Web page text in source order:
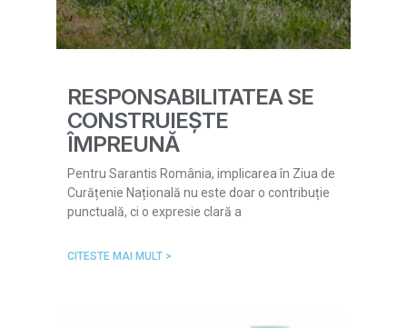
RESPONSABILITATEA SE
CONSTRUIEȘTE
ÎMPREUNĂ
Pentru Sarantis România, implicarea în Ziua de
Curățenie Națională nu este doar o contribuție
punctuală, ci o expresie clară a
CITESTE MAI MULT >